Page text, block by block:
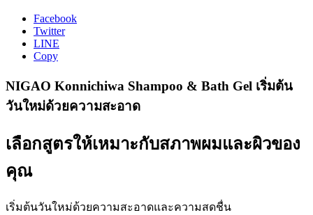
Facebook
Twitter
LINE
Copy
NIGAO Konnichiwa Shampoo & Bath Gel เริ่มต้น
วันใหม่ด้วยความสะอาด
เลือกสูตรให้เหมาะกับสภาพผมและผิวของ
คุณ
เริ่มต้นวันใหม่ด้วยความสะอาดและความสดชื่น